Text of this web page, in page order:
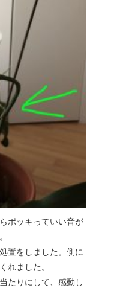
ポッキっていい音が
置をしました。側に
れました。
たりにして、感動し